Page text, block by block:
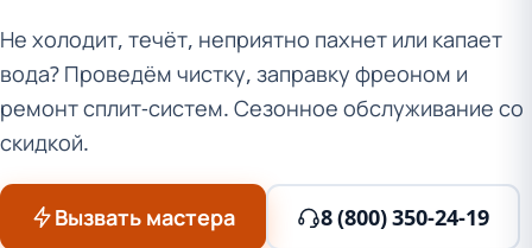
Не холодит, течёт, неприятно пахнет или капает
вода? Проведём чистку, заправку фреоном и
ремонт сплит-систем. Сезонное обслуживание со
скидкой.
Вызвать мастера 8 (800) 350-24-19